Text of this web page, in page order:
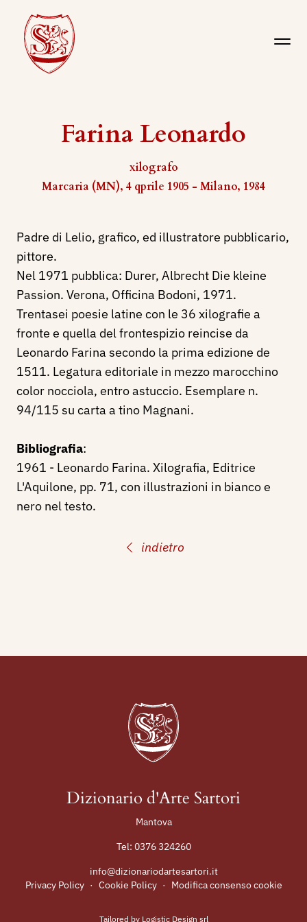
Farina Leonardo
xilografo
Marcaria (MN), 4 qprile 1905 - Milano, 1984
indietro
Padre di Lelio, grafico, ed illustratore pubblicario,
pittore.
Nel 1971 pubblica: Durer, Albrecht Die kleine
Passion. Verona, Officina Bodoni, 1971.
Trentasei poesie latine con le 36 xilografie a
fronte e quella del frontespizio reincise da
Leonardo Farina secondo la prima edizione de
1511. Legatura editoriale in mezzo marocchino
color nocciola, entro astuccio. Esemplare n.
94/115 su carta a tino Magnani.
Bibliografia:
1961 - Leonardo Farina. Xilografia, Editrice
L'Aquilone, pp. 71, con illustrazioni in bianco e
nero nel testo.
Dizionario d'Arte Sartori
Mantova
Tel: 0376 324260
info@dizionariodartesartori.it
Privacy Policy · Cookie Policy · Modifica consenso cookie
Tailored by Logistic Design srl